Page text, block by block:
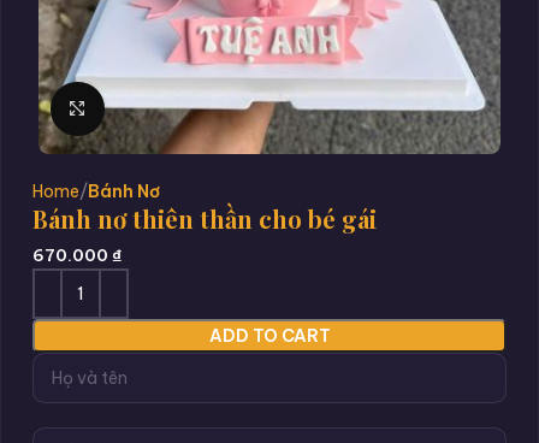
Click to enlarge
Home Bánh Nơ
Bánh nơ thiên thần cho bé gái
670.000 ₫
ADD TO CART